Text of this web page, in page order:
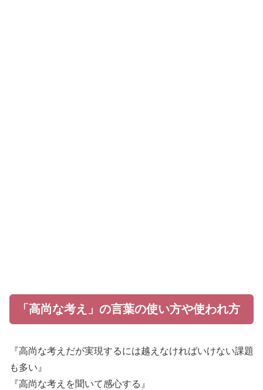
「高尚な考え」の言葉の使い方や使われ方
『高尚な考えだが実現するには越えなければいけない課題
も多い』
『高尚な考えを聞いて感心する』